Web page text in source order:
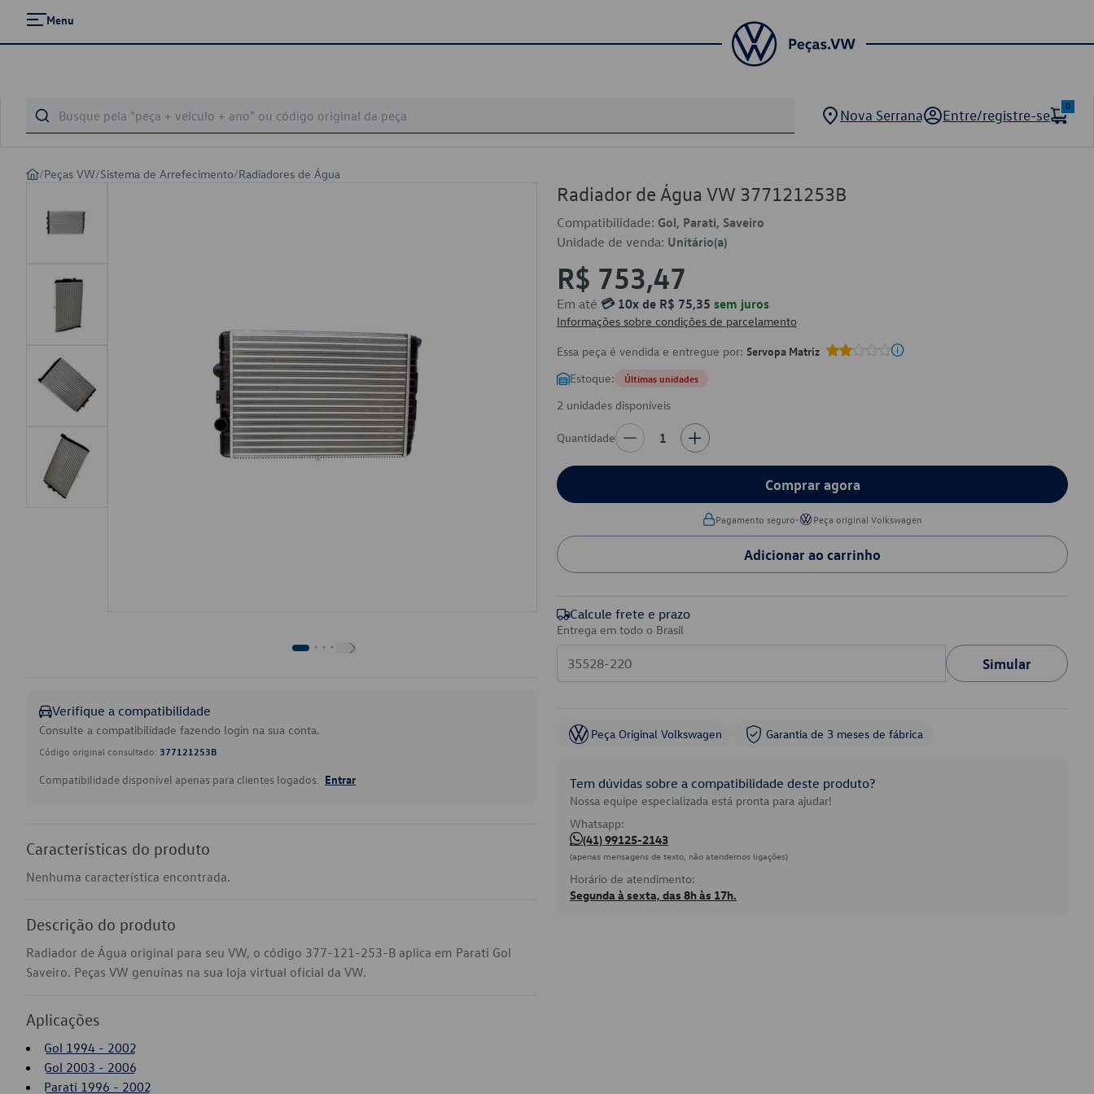
Menu
Nova Serrana Entre/registre-se
0
/Peças VW/Sistema de Arrefecimento/Radiadores de Água
Verifique a compatibilidade
Consulte a compatibilidade fazendo login na sua conta.
Código original consultado: 377121253B
Compatibilidade disponível apenas para clientes logados. Entrar
Características do produto
Nenhuma característica encontrada.
Descrição do produto
Radiador de Água original para seu VW, o código 377-121-253-B aplica em Parati Gol
Saveiro. Peças VW genuínas na sua loja virtual oficial da VW.
Aplicações
Gol 1994 - 2002
Gol 2003 - 2006
Parati 1996 - 2002
Radiador de Água VW 377121253B
Compatibilidade: Gol, Parati, Saveiro
Unidade de venda: Unitário(a)
R$ 753,47
Em até 💳 10x de R$ 75,35 sem juros
Informações sobre condições de parcelamento
Essa peça é vendida e entregue por: Servopa Matriz
Estoque: Últimas unidades
2 unidades disponíveis
Quantidade 1
Comprar agora
Pagamento seguro• Peça original Volkswagen
Adicionar ao carrinho
Calcule frete e prazo
Entrega em todo o Brasil
Simular
Peça Original Volkswagen Garantia de 3 meses de fábrica
Tem dúvidas sobre a compatibilidade deste produto?
Nossa equipe especializada está pronta para ajudar!
Whatsapp:
(41) 99125-2143
(apenas mensagens de texto, não atendemos ligações)
Horário de atendimento:
Segunda à sexta, das 8h às 17h.